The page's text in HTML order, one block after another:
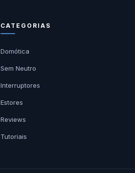
CATEGORIAS
Domótica
Sem Neutro
Interruptores
Estores
Reviews
Tutoriais